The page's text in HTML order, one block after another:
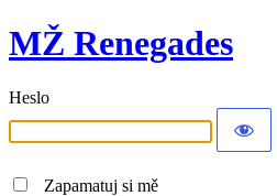
MŽ Renegades
Heslo
Zapamatuj si mě